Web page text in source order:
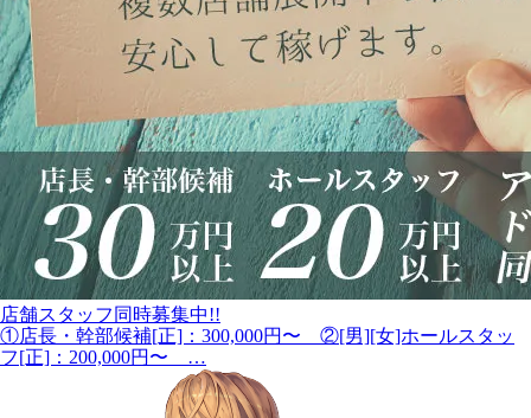
店舗スタッフ同時募集中!!
①店長・幹部候補[正]：300,000円〜 ②[男][女]ホールスタッ
フ[正]：200,000円〜 …